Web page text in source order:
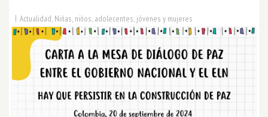
| Actualidad, Niñas, niños, adolecentes, jóvenes y mujeres